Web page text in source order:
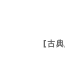
【古